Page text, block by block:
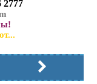
2777